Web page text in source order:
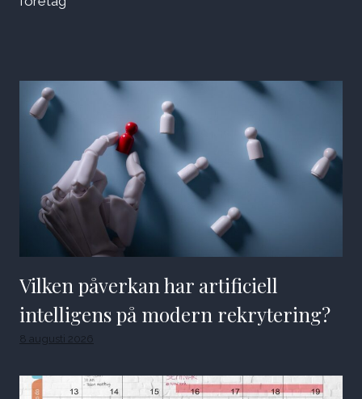
Vilken påverkan har artificiell
intelligens på modern rekrytering?
8 augusti 2026